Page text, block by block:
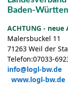
Baden-
ACHTUNG - neue
Malersbuckel 11
71263 Weil der
Telefon:07033-
info@logl-bw.de
www.logl-bw.de